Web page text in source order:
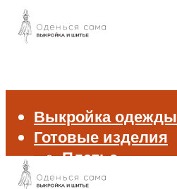
Выкройка одежды
Готовые изделия
Платье
Брюки